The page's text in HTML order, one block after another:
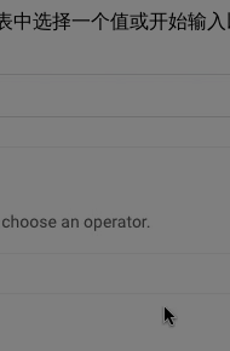
中选择一个值或开始输入